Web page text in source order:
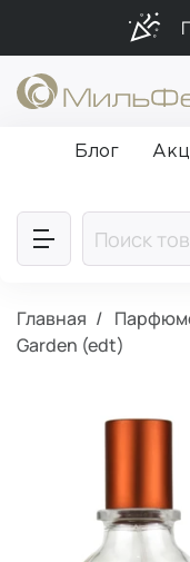
Блог
Главная
Garden (edt)